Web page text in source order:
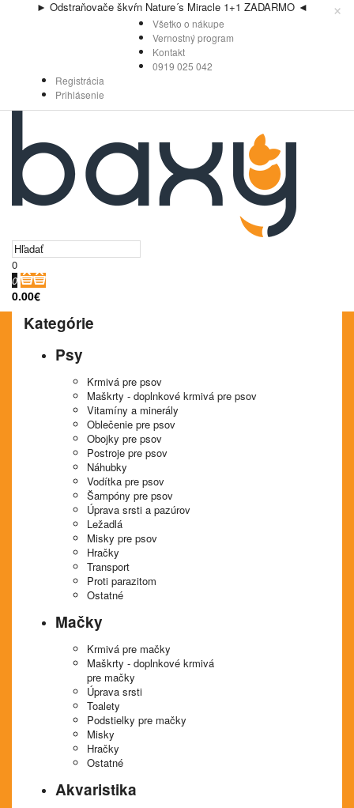
► Odstraňovače škvŕn Nature´s Miracle 1+1 ZADARMO ◄ ×
Všetko o nákupe
Vernostný program
Kontakt
0919 025 042
Registrácia
Prihlásenie
0
0
0.00€
Kategórie
Psy
Krmivá pre psov
Maškrty - doplnkové krmivá pre psov
Vitamíny a minerály
Oblečenie pre psov
Obojky pre psov
Postroje pre psov
Náhubky
Vodítka pre psov
Šampóny pre psov
Úprava srsti a pazúrov
Ležadlá
Misky pre psov
Hračky
Transport
Proti parazitom
Ostatné
Mačky
Krmivá pre mačky
Maškrty - doplnkové krmivá
pre mačky
Úprava srsti
Toalety
Podstielky pre mačky
Misky
Hračky
Ostatné
Akvaristika